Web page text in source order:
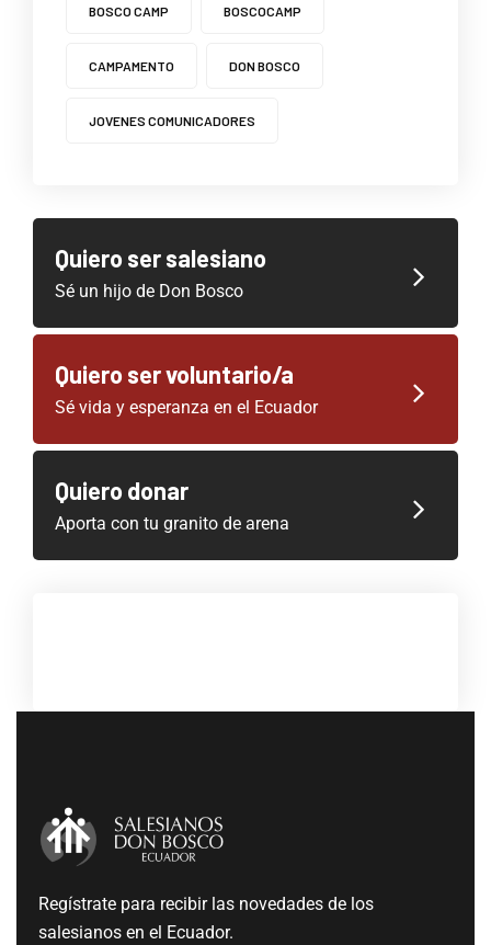
BOSCO CAMP BOSCOCAMP
CAMPAMENTO DON BOSCO
JOVENES COMUNICADORES
Quiero ser salesiano
Sé un hijo de Don Bosco
Quiero ser voluntario/a
Sé vida y esperanza en el Ecuador
Quiero donar
Aporta con tu granito de arena
Regístrate para recibir las novedades de los
salesianos en el Ecuador.